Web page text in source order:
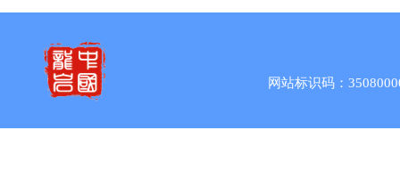
网站标识码：